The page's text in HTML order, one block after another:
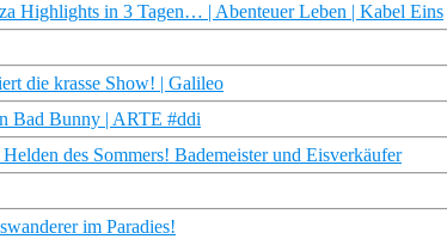
Highlights in 3 Tagen… | Abenteuer Leben | Kabel Eins
die krasse Show! | Galileo
Bad Bunny | ARTE #ddi
des Sommers! Bademeister und Eisverkäufer
im Paradies!